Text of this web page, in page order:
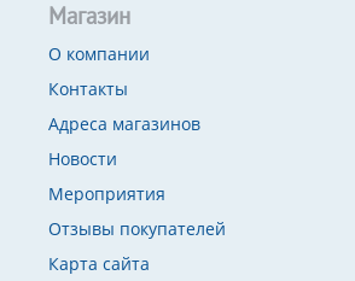
Магазин
О компании
Контакты
Адреса магазинов
Новости
Мероприятия
Отзывы покупателей
Карта сайта